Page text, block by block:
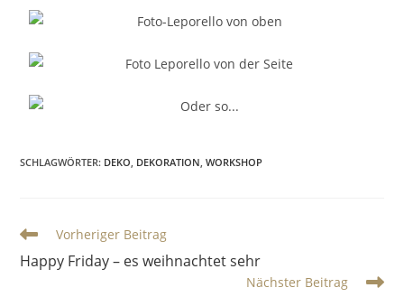
SCHLAGWÖRTER: DEKO DEKORATION WORKSHOP
Vorheriger Beitrag
Happy Friday – es weihnachtet sehr
Nächster Beitrag